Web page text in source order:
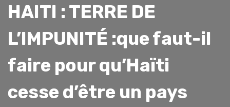
HAITI : TERRE DE
L’IMPUNITÉ :que faut-il
faire pour qu’Haïti
cesse d’être un pays